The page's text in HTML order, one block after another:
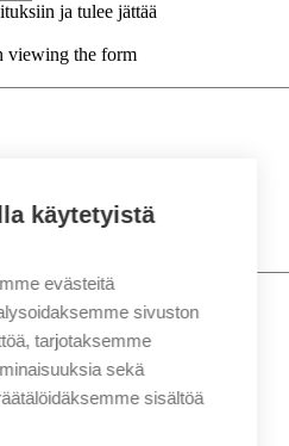
ja tulee jättää
viewing the form
Etunimi
Sukunimi
käytetyistä
evästeitä
sivuston
tarjotaksemme
sekä
sisältöä